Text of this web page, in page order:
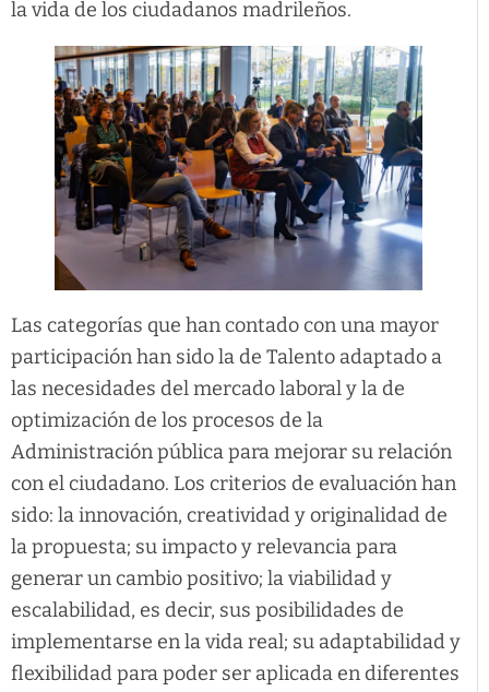
la vida de los ciudadanos madrileños.
Las categorías que han contado con una mayor
participación han sido la de Talento adaptado a
las necesidades del mercado laboral y la de
optimización de los procesos de la
Administración pública para mejorar su relación
con el ciudadano. Los criterios de evaluación han
sido: la innovación, creatividad y originalidad de
la propuesta; su impacto y relevancia para
generar un cambio positivo; la viabilidad y
escalabilidad, es decir, sus posibilidades de
implementarse en la vida real; su adaptabilidad y
flexibilidad para poder ser aplicada en diferentes